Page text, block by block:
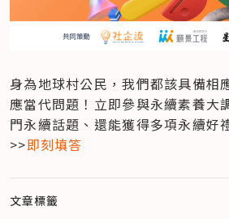
身為地球村公民，我們都該具備相
應當代問題！立即參與永續素養大
門永續話題、還能獲得多項永續好
>>即刻填答
文章標籤